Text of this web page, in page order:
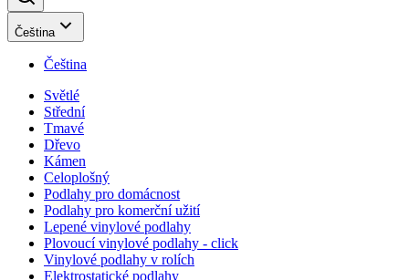
Čeština
Čeština
Světlé
Střední
Tmavé
Dřevo
Kámen
Celoplošný
Podlahy pro domácnost
Podlahy pro komerční užití
Lepené vinylové podlahy
Plovoucí vinylové podlahy - click
Vinylové podlahy v rolích
Elektrostatické podlahy